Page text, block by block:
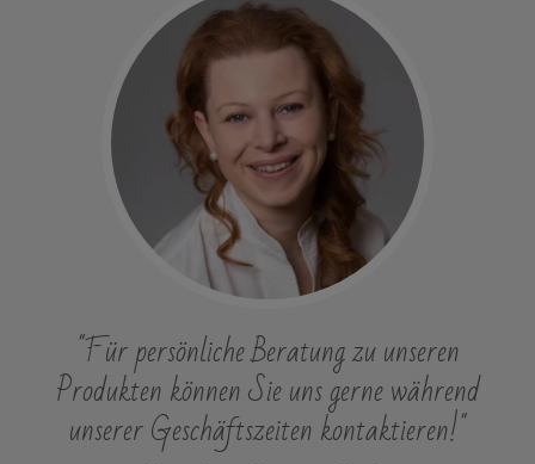
"Für persönliche Beratung zu unseren
Produkten können Sie uns gerne während
unserer Geschäftszeiten kontaktieren!"